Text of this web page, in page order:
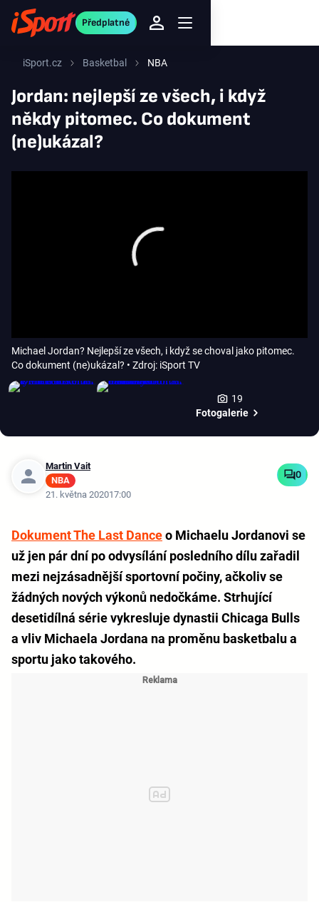
Předplatné
iSport.cz Basketbal NBA
Jordan: nejlepší ze všech, i když
někdy pitomec. Co dokument
(ne)ukázal?
Michael Jordan? Nejlepší ze všech, i když se choval jako pitomec.
Co dokument (ne)ukázal? • Zdroj: iSport TV
19
Fotogalerie
Martin Vait
NBA
21. května 202017:00
0
Dokument The Last Danceo Michaelu Jordanovi se
už jen pár dní po odvysílání posledního dílu zařadil
mezi nejzásadnější sportovní počiny, ačkoliv se
žádných nových výkonů nedočkáme. Strhující
desetidílná série vykresluje dynastii Chicaga Bulls
a vliv Michaela Jordana na proměnu basketbalu a
sportu jako takového.